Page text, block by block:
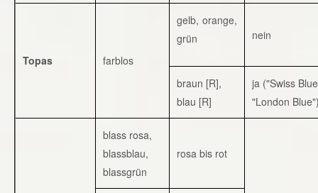
Topas farblos
gelb, orange,
grün
nein
braun [R],
blau [R]
ja ("Swiss
"London
blass rosa,
blassblau,
blassgrün
rosa bis rot